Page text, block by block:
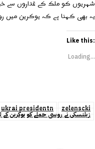
شہریوں کو ملک کے غداروں سے
یہ بھی کہنا ہے کہ یوکرین میں
Like this:
Loading...
ukrai presidentn zelenscki
زیلنسکی نے روسی حملے کو یوکرین کے